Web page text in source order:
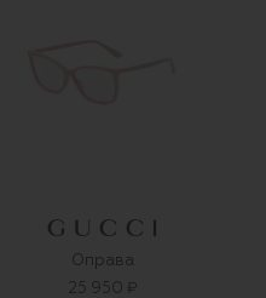
Оправа
25 950 ₽